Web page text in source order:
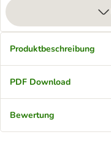
Produktbeschreibung
PDF Download
Bewertung